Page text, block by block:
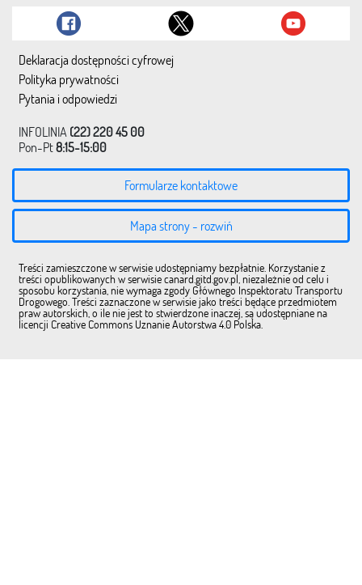
Deklaracja dostępności cyfrowej
Polityka prywatności
Pytania i odpowiedzi
INFOLINIA (22) 220 45 00
Pon-Pt8:15-15:00
Formularze kontaktowe
Mapa strony - rozwiń
Treści zamieszczone w serwisie udostępniamy bezpłatnie. Korzystanie z
treści opublikowanych w serwisie canard.gitd.gov.pl, niezależnie od celu i
sposobu korzystania, nie wymaga zgody Głównego Inspektoratu Transportu
Drogowego. Treści zaznaczone w serwisie jako treści będące przedmiotem
praw autorskich, o ile nie jest to stwierdzone inaczej, są udostępniane na
licencji Creative Commons Uznanie Autorstwa 4.0 Polska.